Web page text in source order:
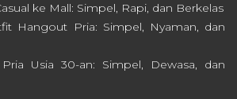
ke Mall: Simpel, Rapi, dan Berkelas
Hangout Pria: Simpel, Nyaman, dan
Pria Usia 30-an: Simpel, Dewasa, dan